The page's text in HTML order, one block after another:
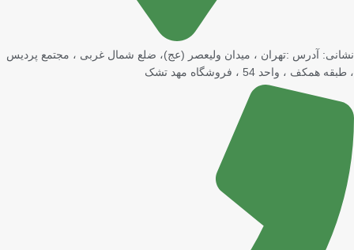
نشانی: آدرس :تهران ، میدان ولیعصر (عج)، ضلع شمال غربی ، مجتمع پردیس
، طبقه همکف ، واحد 54 ، فروشگاه مهد تشک